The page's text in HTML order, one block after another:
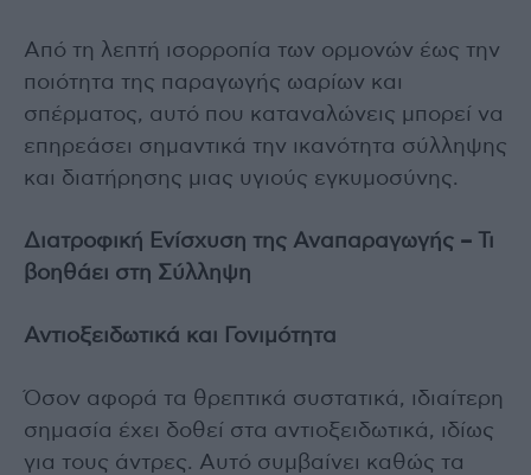
Από τη λεπτή ισορροπία των ορμονών έως την
ποιότητα της παραγωγής ωαρίων και
σπέρματος, αυτό που καταναλώνεις μπορεί να
επηρεάσει σημαντικά την ικανότητα σύλληψης
και διατήρησης μιας υγιούς εγκυμοσύνης.
Διατροφική Ενίσχυση της Αναπαραγωγής – Τι
βοηθάει στη Σύλληψη
Αντιοξειδωτικά και Γονιμότητα
Όσον αφορά τα θρεπτικά συστατικά, ιδιαίτερη
σημασία έχει δοθεί στα αντιοξειδωτικά, ιδίως
για τους άντρες. Αυτό συμβαίνει καθώς τα